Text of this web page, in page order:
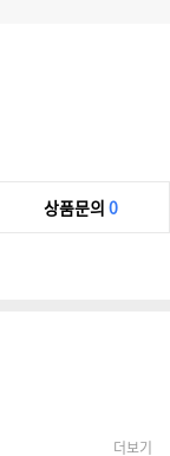
상품문의 0
더보기